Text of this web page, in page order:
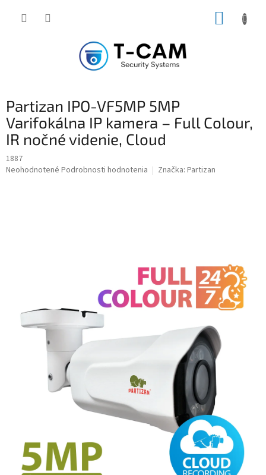
Partizan IPO-VF5MP 5MP
Varifokálna IP kamera – Full Colour,
IR nočné videnie, Cloud
1887
Priemerné
Neohodnotené Podrobnosti hodnotenia Značka: Partizan